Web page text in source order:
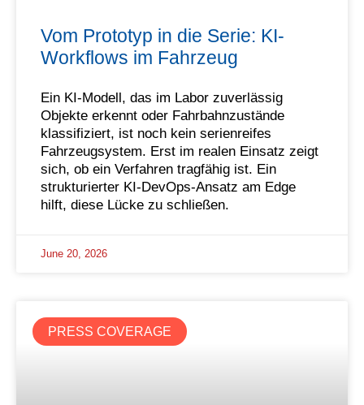
Vom Prototyp in die Serie: KI-
Workflows im Fahrzeug
Ein KI-Modell, das im Labor zuverlässig
Objekte erkennt oder Fahrbahnzustände
klassifiziert, ist noch kein serienreifes
Fahrzeugsystem. Erst im realen Einsatz zeigt
sich, ob ein Verfahren tragfähig ist. Ein
strukturierter KI-DevOps-Ansatz am Edge
hilft, diese Lücke zu schließen.
June 20, 2026
PRESS COVERAGE